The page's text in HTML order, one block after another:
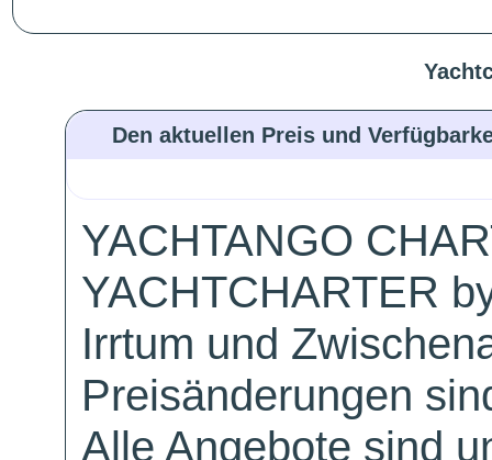
Den aktuellen Preis und
YACHTANGO
YACHTCHARTER
Irrtum und
Preisänderungen
Alle Angebote sind